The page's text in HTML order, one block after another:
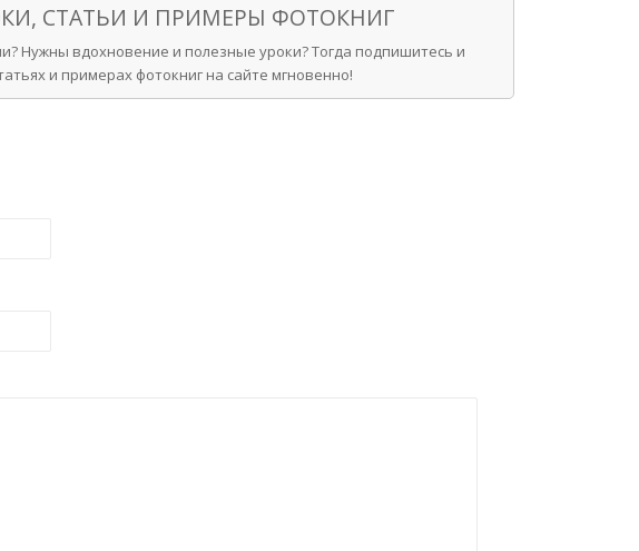
СТАТЬИ И ПРИМЕРЫ ФОТОКНИГ
Нужны вдохновение и полезные уроки? Тогда подпишитесь и
и примерах фотокниг на сайте мгновенно!